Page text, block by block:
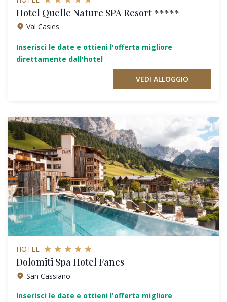
Hotel Quelle Nature SPA Resort *****
Val Casies
Inserisci le date e ottieni l'offerta migliore
direttamente dall'hotel
VEDI ALLOGGIO
HOTEL
Dolomiti Spa Hotel Fanes
San Cassiano
Inserisci le date e ottieni l'offerta migliore